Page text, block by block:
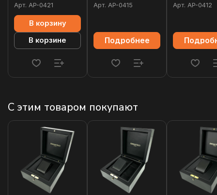
Арт. AP-0421
В корзину
В корзине
Арт. AP-0415
Подробнее
Арт. AP-0412
С этим товаром покупают